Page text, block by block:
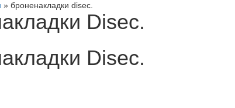
» броненакладки disec.
Disec.
Disec.